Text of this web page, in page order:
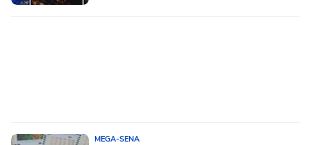
MEGA-SENA